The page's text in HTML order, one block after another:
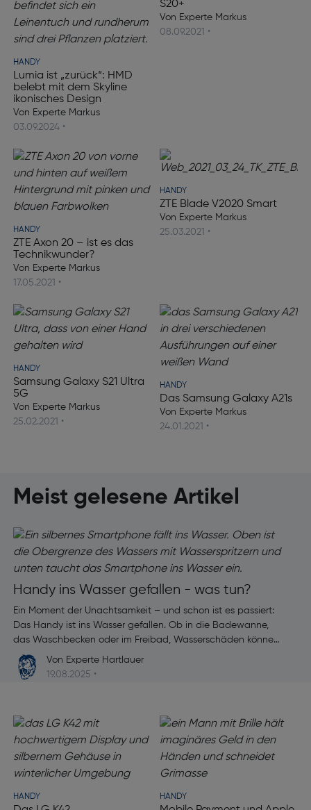
HANDY
Lumia ist „zurück“: HMD
belebt mit dem Skyline
ikonisches Design
Von Experte Markus
03.09.2024 •
S20+
Von Experte Markus
08.09.2021 •
HANDY
ZTE Axon 20 – ist es das
Technikwunder?
Von Experte Markus
17.05.2021 •
HANDY
ZTE Blade V2020 Smart
Von Experte Markus
25.03.2021 •
HANDY
Samsung Galaxy S21 Ultra
5G
Von Experte Markus
25.02.2021 •
HANDY
Das Samsung Galaxy A21s
Von Experte Markus
24.01.2021 •
Meist gelesene Artikel
Handy ins Wasser gefallen - was tun?
Ein Moment der Unachtsamkeit – und schon ist es passiert:
Das Handy ist ins Wasser gefallen. Ob in die Badewanne,
das Waschbecken oder im Freibad, Wasserschäden können
schnell entstehen und sind oft schwer zu beheben.
Von Experte Hartlauer
19.08.2025 •
HANDY HANDY